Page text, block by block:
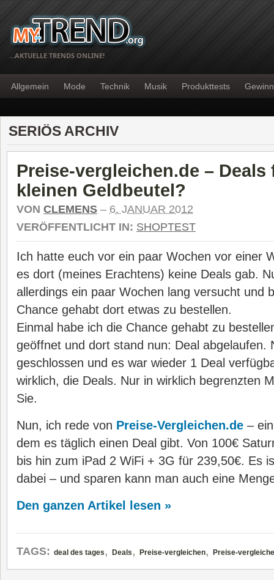
…AKTUELLE TRENDS ONLINE!
Allgemein Mode Technik Musik Produkttests
SERIÖS ARCHIV
Preise-vergleichen.de – Deals
kleinen Geldbeutel?
VON CLEMENS – 6. JANUAR 2012
VERÖFFENTLICHT IN: SHOPTEST
Ich hatte euch vor ein paar Wochen vor einer
es dort (meines Erachtens) keine Deals gab.
allerdings ein paar Wochen lang versucht und
Chance gehabt dort etwas zu bestellen.
Einmal habe ich die Chance gehabt zu
geöffnet und dort stand nun: Deal abgelaufen.
geschlossen und es war wieder 1 Deal
wirklich, die Deals. Nur in wirklich begrenzten
Sie.
Nun, ich rede von Preise-Vergleichen.de –
dem es täglich einen Deal gibt. Von 100€
bis hin zum iPad 2 WiFi + 3G für 239,50€. Es
dabei – und sparen kann man auch eine
Den ganzen Artikel lesen »
TAGS: deal des tages , Deals , Preise-vergleichen, Preise-